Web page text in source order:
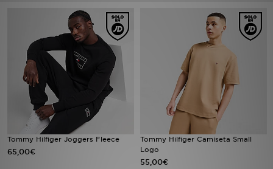
Tommy Hilfiger Joggers Fleece
65,00€
Tommy Hilfiger Camiseta Small
Logo
55,00€
TARJETA REGALO
MI JD